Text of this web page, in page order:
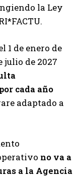
la Ley
1 de enero de
julio de 2027
cada año
adaptado a
no va a
a la Agencia